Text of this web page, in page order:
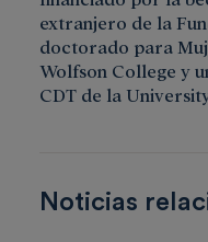
extranjero de la
doctorado para
Wolfson College y
CDT de la
Noticias